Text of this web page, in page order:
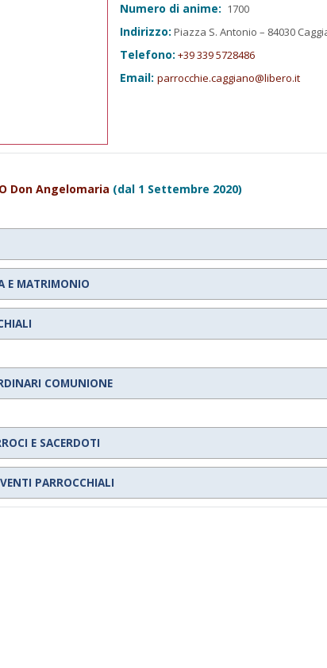
Numero di anime: 1700
Indirizzo: Piazza S. Antonio – 84030
Telefono: +39 339 5728486
Email:parrocchie.caggiano@libero.it
Don Angelomaria (dal 1 Settembre 2020)
E MATRIMONIO
COMUNIONE
E SACERDOTI
PARROCCHIALI